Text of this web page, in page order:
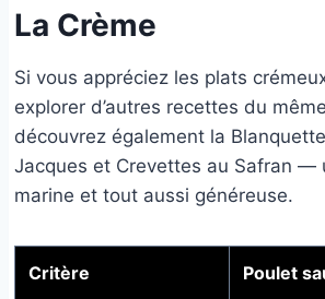
La Crème
Si vous appréciez les plats
explorer d’autres recettes du
découvrez également la
Jacques et Crevettes au Safran —
marine et tout aussi généreuse.
Critère Poulet